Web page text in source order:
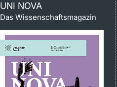
UNI NOVA
Das Wissenschaftsmagazin